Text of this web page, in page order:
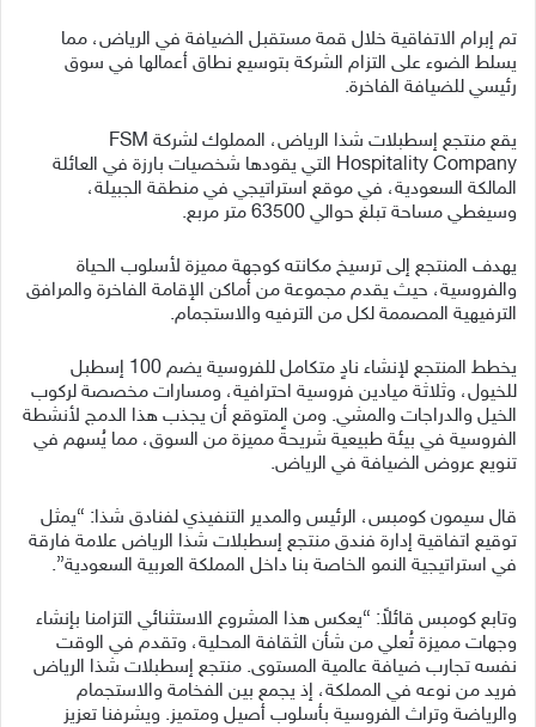
تم إبرام الاتفاقية خلال قمة مستقبل الضيافة في الرياض، مما
يسلط الضوء على التزام الشركة بتوسيع نطاق أعمالها في سوق
رئيسي للضيافة الفاخرة.
يقع منتجع إسطبلات شذا الرياض، المملوك لشركة FSM
Hospitality Company التي يقودها شخصيات بارزة في العائلة
المالكة السعودية، في موقع استراتيجي في منطقة الجبيلة،
وسيغطي مساحة تبلغ حوالي 63500 متر مربع.
يهدف المنتجع إلى ترسيخ مكانته كوجهة مميزة لأسلوب الحياة
والفروسية، حيث يقدم مجموعة من أماكن الإقامة الفاخرة والمرافق
الترفيهية المصممة لكل من الترفيه والاستجمام.
يخطط المنتجع لإنشاء نادٍ متكامل للفروسية يضم 100 إسطبل
للخيول، وثلاثة ميادين فروسية احترافية، ومسارات مخصصة لركوب
الخيل والدراجات والمشي. ومن المتوقع أن يجذب هذا الدمج لأنشطة
الفروسية في بيئة طبيعية شريحةً مميزة من السوق، مما يُسهم في
تنويع عروض الضيافة في الرياض.
قال سيمون كومبس، الرئيس والمدير التنفيذي لفنادق شذا: “يمثل
توقيع اتفاقية إدارة فندق منتجع إسطبلات شذا الرياض علامة فارقة
في استراتيجية النمو الخاصة بنا داخل المملكة العربية السعودية”.
وتابع كومبس قائلاً: “يعكس هذا المشروع الاستثنائي التزامنا بإنشاء
وجهات مميزة تُعلي من شأن الثقافة المحلية، وتقدم في الوقت
نفسه تجارب ضيافة عالمية المستوى. منتجع إسطبلات شذا الرياض
فريد من نوعه في المملكة، إذ يجمع بين الفخامة والاستجمام
والرياضة وتراث الفروسية بأسلوب أصيل ومتميز. ويشرفنا تعزيز